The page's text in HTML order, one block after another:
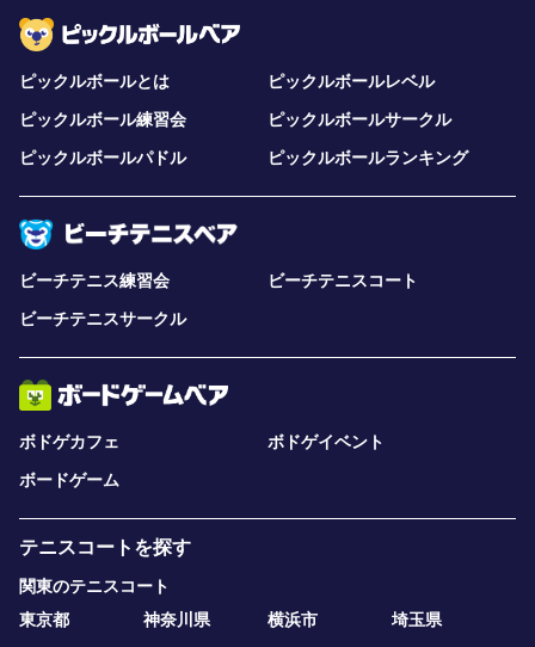
ピックルボールとは
ピックルボールレベル
ピックルボール練習会
ピックルボールサークル
ピックルボールパドル
ピックルボールランキング
ビーチテニス練習会
ビーチテニスコート
ビーチテニスサークル
ボドゲカフェ
ボドゲイベント
ボードゲーム
テニスコートを探す
関東のテニスコート
東京都
神奈川県 横浜市
埼玉県